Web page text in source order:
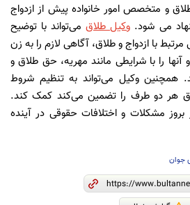
و متخصص امور خانواده پیش از ازدواج
می شود. وکیل طلاق می‌تواند با توضیح
با ازدواج و طلاق، آگاهی لازم را به زن
را با شرایطی مانند مهریه، حق طلاق و
وکیل می‌تواند به تنظیم شروط
هر دو طرف را تضمین می‌کند کمک کند.
مشکلات و اختلافات حقوقی در آینده
جوان